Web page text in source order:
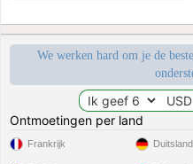
We werken hard om je de
Ontmoetingen per land
Frankrijk Duitsland